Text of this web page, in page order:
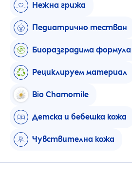
Нежна грижа
Педиатрично тестван
Биоразградима формула
Рециклируем материал
Bio Chamomile
Детска и бебешка кожа
Чувствителна кожа